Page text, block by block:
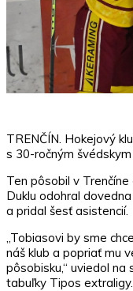
TRENČÍN. Hokejový
s 30-ročným
Ten pôsobil v
Duklu odohral
a pridal šesť asistencií.
„Tobiasovi by sme
náš klub a popriať mu
pôsobisku,“ uviedol
tabuľky Tipos extraligy.